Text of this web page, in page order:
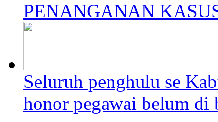
PENANGANAN
Seluruh penghulu se
honor pegawai belum di